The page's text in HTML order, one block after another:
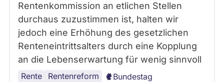
Rentenkommission an etlichen Stellen
durchaus zuzustimmen ist, halten wir
jedoch eine Erhöhung des gesetzlichen
Renteneintrittsalters durch eine Kopplung
an die Lebenserwartung für wenig sinnvoll
Rente Rentenreform
Renteneintrittsalter Bundestag